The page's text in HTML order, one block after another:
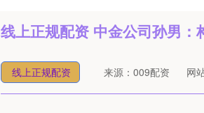
线上正规配资 中金公司孙男
线上正规配资 来源：009配资 网